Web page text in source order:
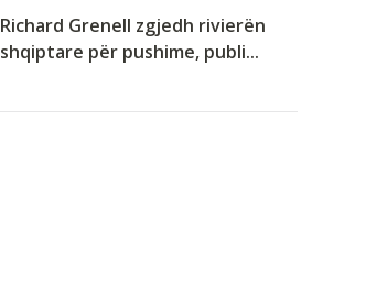
Richard Grenell zgjedh rivierën
shqiptare për pushime, publi...